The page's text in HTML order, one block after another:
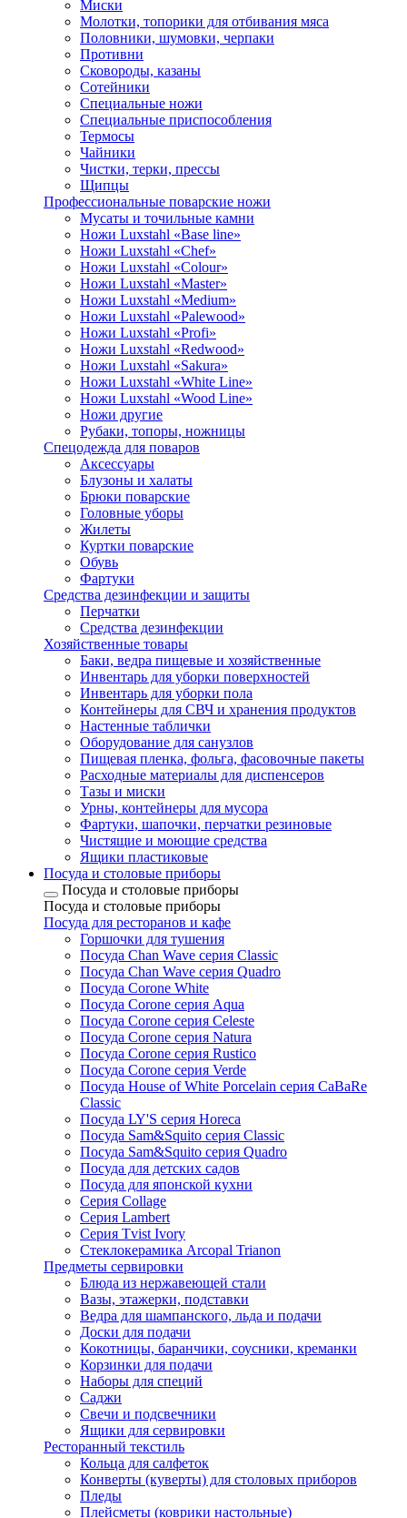
Миски
Молотки, топорики для отбивания мяса
Половники, шумовки, черпаки
Противни
Сковороды, казаны
Сотейники
Специальные ножи
Специальные приспособления
Термосы
Чайники
Чистки, терки, прессы
Щипцы
Профессиональные поварские ножи
Мусаты и точильные камни
Ножи Luxstahl «Base line»
Ножи Luxstahl «Chef»
Ножи Luxstahl «Colour»
Ножи Luxstahl «Master»
Ножи Luxstahl «Medium»
Ножи Luxstahl «Palewood»
Ножи Luxstahl «Profi»
Ножи Luxstahl «Redwood»
Ножи Luxstahl «Sakura»
Ножи Luxstahl «White Line»
Ножи Luxstahl «Wood Line»
Ножи другие
Рубаки, топоры, ножницы
Спецодежда для поваров
Аксессуары
Блузоны и халаты
Брюки поварские
Головные уборы
Жилеты
Куртки поварские
Обувь
Фартуки
Средства дезинфекции и защиты
Перчатки
Средства дезинфекции
Хозяйственные товары
Баки, ведра пищевые и хозяйственные
Инвентарь для уборки поверхностей
Инвентарь для уборки пола
Контейнеры для СВЧ и хранения продуктов
Настенные таблички
Оборудование для санузлов
Пищевая пленка, фольга, фасовочные пакеты
Расходные материалы для диспенсеров
Тазы и миски
Урны, контейнеры для мусора
Фартуки, шапочки, перчатки резиновые
Чистящие и моющие средства
Ящики пластиковые
Посуда и столовые приборы
Посуда и столовые приборы
Посуда и столовые приборы
Посуда для ресторанов и кафе
Горшочки для тушения
Посуда Chan Wave серия Classic
Посуда Chan Wave серия Quadro
Посуда Corone White
Посуда Corone серия Aqua
Посуда Corone серия Celeste
Посуда Corone серия Natura
Посуда Corone серия Rustico
Посуда Corone серия Verde
Посуда House of White Porcelain серия CaBaRe
Classic
Посуда LY'S серия Horeca
Посуда Sam&Squito серия Classic
Посуда Sam&Squito серия Quadro
Посуда для детских садов
Посуда для японской кухни
Серия Collage
Серия Lambert
Серия Tvist Ivory
Стеклокерамика Arcopal Trianon
Предметы сервировки
Блюда из нержавеющей стали
Вазы, этажерки, подставки
Ведра для шампанского, льда и подачи
Доски для подачи
Кокотницы, баранчики, соусники, креманки
Корзинки для подачи
Наборы для специй
Саджи
Свечи и подсвечники
Ящики для сервировки
Ресторанный текстиль
Кольца для салфеток
Конверты (куверты) для столовых приборов
Пледы
Плейсметы (коврики настольные)